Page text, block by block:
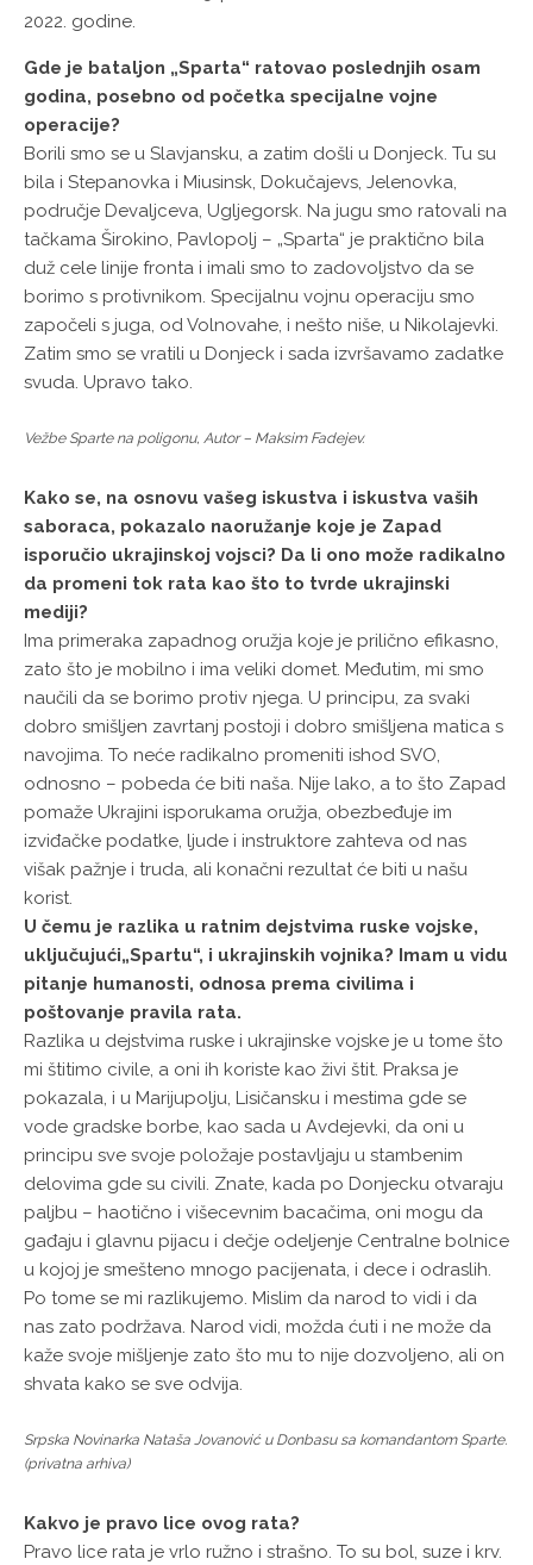
2022. godine.
Gde je bataljon „Sparta“ ratovao poslednjih osam
godina, posebno od početka specijalne vojne
operacije?
Borili smo se u Slavjansku, a zatim došli u Donjeck. Tu su
bila i Stepanovka i Miusinsk, Dokučajevs, Jelenovka,
područje Devaljceva, Ugljegorsk. Na jugu smo ratovali na
tačkama Širokino, Pavlopolj – „Sparta“ je praktično bila
duž cele linije fronta i imali smo to zadovoljstvo da se
borimo s protivnikom. Specijalnu vojnu operaciju smo
započeli s juga, od Volnovahe, i nešto niše, u Nikolajevki.
Zatim smo se vratili u Donjeck i sada izvršavamo zadatke
svuda. Upravo tako.
Vežbe Sparte na poligonu, Autor – Maksim Fadejev.
Kako se, na osnovu vašeg iskustva i iskustva vaših
saboraca, pokazalo naoružanje koje je Zapad
isporučio ukrajinskoj vojsci? Da li ono može radikalno
da promeni tok rata kao što to tvrde ukrajinski
mediji?
Ima primeraka zapadnog oružja koje je prilično efikasno,
zato što je mobilno i ima veliki domet. Međutim, mi smo
naučili da se borimo protiv njega. U principu, za svaki
dobro smišljen zavrtanj postoji i dobro smišljena matica s
navojima. To neće radikalno promeniti ishod SVO,
odnosno – pobeda će biti naša. Nije lako, a to što Zapad
pomaže Ukrajini isporukama oružja, obezbeđuje im
izviđačke podatke, ljude i instruktore zahteva od nas
višak pažnje i truda, ali konačni rezultat će biti u našu
korist.
U čemu je razlika u ratnim dejstvima ruske vojske,
uključujući„Spartu“, i ukrajinskih vojnika? Imam u vidu
pitanje humanosti, odnosa prema civilima i
poštovanje pravila rata.
Razlika u dejstvima ruske i ukrajinske vojske je u tome što
mi štitimo civile, a oni ih koriste kao živi štit. Praksa je
pokazala, i u Marijupolju, Lisičansku i mestima gde se
vode gradske borbe, kao sada u Avdejevki, da oni u
principu sve svoje položaje postavljaju u stambenim
delovima gde su civili. Znate, kada po Donjecku otvaraju
paljbu – haotično i višecevnim bacačima, oni mogu da
gađaju i glavnu pijacu i dečje odeljenje Centralne bolnice
u kojoj je smešteno mnogo pacijenata, i dece i odraslih.
Po tome se mi razlikujemo. Mislim da narod to vidi i da
nas zato podržava. Narod vidi, možda ćuti i ne može da
kaže svoje mišljenje zato što mu to nije dozvoljeno, ali on
shvata kako se sve odvija.
Srpska Novinarka Nataša Jovanović u Donbasu sa komandantom Sparte.
(privatna arhiva)
Kakvo je pravo lice ovog rata?
Pravo lice rata je vrlo ružno i strašno. To su bol, suze i krv.